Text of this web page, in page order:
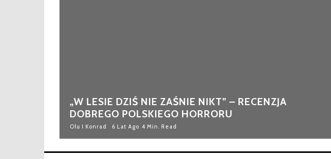
„W LESIE DZIŚ NIE ZAŚNIE NIKT” – RECENZJA
DOBREGO POLSKIEGO HORRORU
Olu I Konrad 6 Lat Ago 4 Min. Read